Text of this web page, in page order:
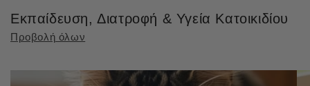
Εκπαίδευση, Διατροφή & Υγεία Κατοικιδίου
Προβολή όλων